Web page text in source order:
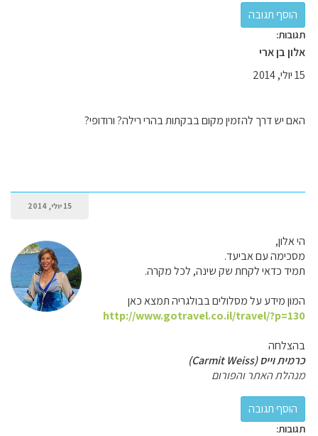
תגובות:
אלון בן ארי
15 יולי, 2014
האם יש דרך להזמין מקום בבקתות בהרי רילה? ורודופי?
15 יולי, 2014
הי אלון,
מסכימה עם אביעד.
תמיד כדאי לקחת שק שינה, לכל מקרה.
המון מידע על מסלולים בבולגריה תמצא כאן
http://www.gotravel.co.il/travel/?p=130
בהצלחה
כרמית וייס (Carmit Weiss)
מנהלת האתר והפורום
תגובות: